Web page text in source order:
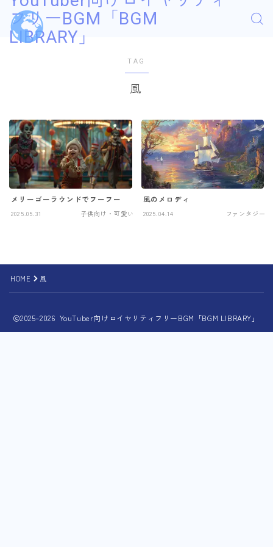
フリーBGM「BGM
LIBRARY」
TAG
風
メリーゴーラウンドでフーフー
2025.05.31 子供向け・可愛い
風のメロディ
2025.04.14 ファンタジー
HOME 風
2025–2026 YouTuber向けロイヤリティフリーBGM「BGM LIBRARY」